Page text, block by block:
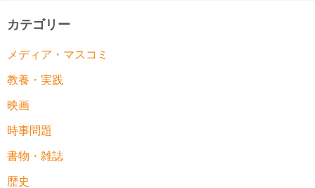
カテゴリー
メディア・マスコミ
教養・実践
映画
時事問題
書物・雑誌
歴史